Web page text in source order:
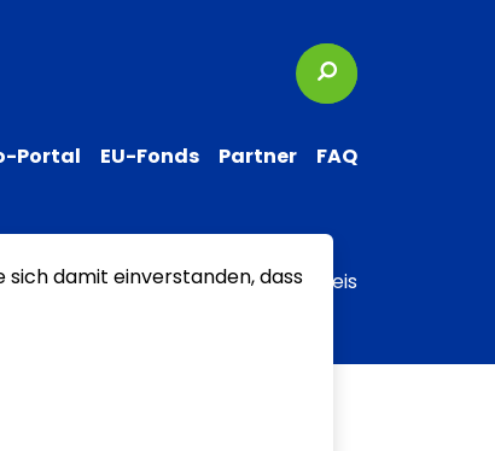
Suchbegriffe
Portal EU-Fonds Partner FAQ
Transparenzhinweis
sich damit einverstanden, dass